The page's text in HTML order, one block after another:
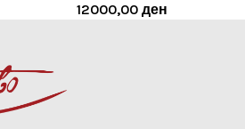
12000,00 ден